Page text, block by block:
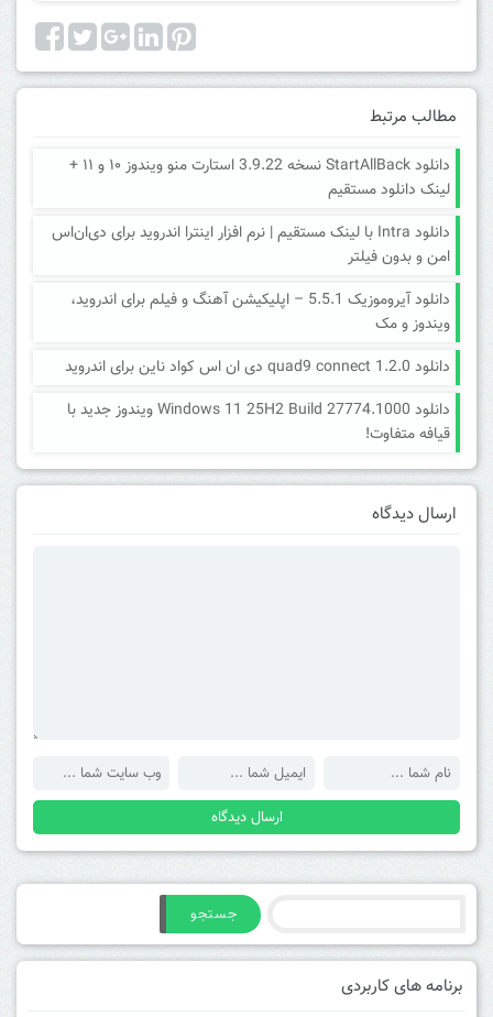
مطالب مرتبط
دانلود StartAllBack نسخه 3.9.22 استارت منو ویندوز ۱۰ و ۱۱ +
لینک دانلود مستقیم
دانلود Intra با لینک مستقیم | نرم افزار اینترا اندروید برای دی‌ان‌اس
امن و بدون فیلتر
دانلود آیروموزیک 5.5.1 – اپلیکیشن آهنگ و فیلم برای اندروید،
ویندوز و مک
دانلود quad9 connect 1.2.0 دی ان اس کواد ناین برای اندروید
دانلود Windows 11 25H2 Build 27774.1000 ویندوز جدید با
قیافه متفاوت!
ارسال دیدگاه
جستجو
برنامه های کاربردی